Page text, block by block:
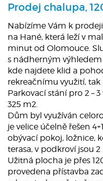
Prodej chalupa,
Nabízíme Vám k
na Hané, která leží v
minut od Olomouce.
s nádherným
kde najdete klid a
rekreačnímu využití,
Parkovací stání pro 2 –
325 m2.
Dům byl využíván
je velice účelně řešen
obývací pokoj, ložnice,
terasa, v podkroví jsou
Užitná plocha je přes
provedena přístavba